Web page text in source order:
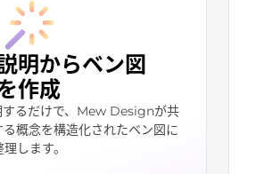
明からベン図
作成
するだけで、Mew Designが共
概念を構造化されたベン図に
理します。